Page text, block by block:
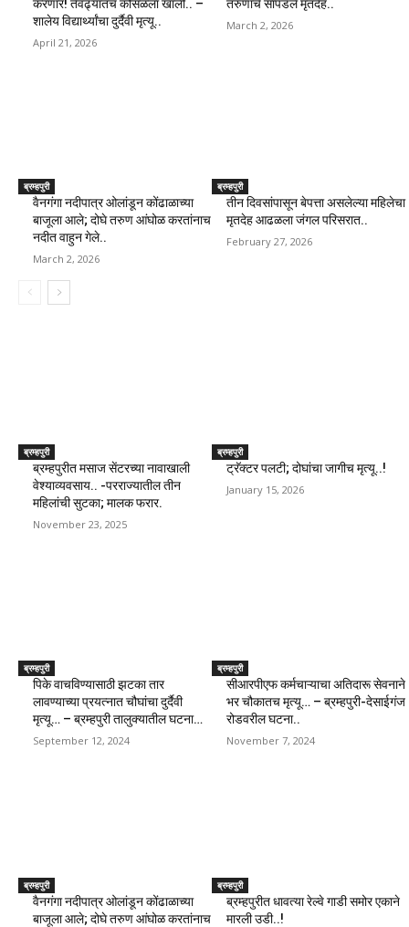
करणार! तेवढ्यातच कोसळला खाली.. –
शालेय विद्यार्थ्यांचा दुर्दैवी मृत्यू..
April 21, 2026
तरुणांचे सापडले मृतदेह..
March 2, 2026
ब्रम्हपुरी
वैनगंगा नदीपात्र ओलांडून कोंढाळाच्या
बाजूला आले; दोघे तरुण आंघोळ करतांनाच
नदीत वाहुन गेले..
March 2, 2026
ब्रम्हपुरी
तीन दिवसांपासून बेपत्ता असलेल्या महिलेचा
मृतदेह आढळला जंगल परिसरात..
February 27, 2026
ब्रम्हपुरी
ब्रम्हपुरीत मसाज सेंटरच्या नावाखाली
वेश्याव्यवसाय.. -परराज्यातील तीन
महिलांची सुटका; मालक फरार.
November 23, 2025
ब्रम्हपुरी
ट्रॅक्टर पलटी; दोघांचा जागीच मृत्यू..!
January 15, 2026
ब्रम्हपुरी
पिके वाचविण्यासाठी झटका तार
लावण्याच्या प्रयत्नात चौघांचा दुर्दैवी
मृत्यू… – ब्रम्हपुरी तालुक्यातील घटना…
September 12, 2024
ब्रम्हपुरी
सीआरपीएफ कर्मचाऱ्याचा अतिदारू सेवनाने
भर चौकातच मृत्यू… – ब्रम्हपुरी-देसाईगंज
रोडवरील घटना..
November 7, 2024
ब्रम्हपुरी
वैनगंगा नदीपात्र ओलांडून कोंढाळाच्या
बाजूला आले; दोघे तरुण आंघोळ करतांनाच
ब्रम्हपुरी
ब्रम्हपुरीत धावत्या रेल्वे गाडी समोर एकाने
मारली उडी..!